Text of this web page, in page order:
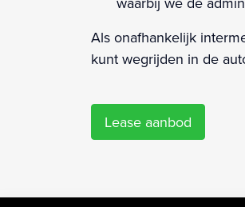
Als onafhankelijk
kunt wegrijden in de
Lease aanbod